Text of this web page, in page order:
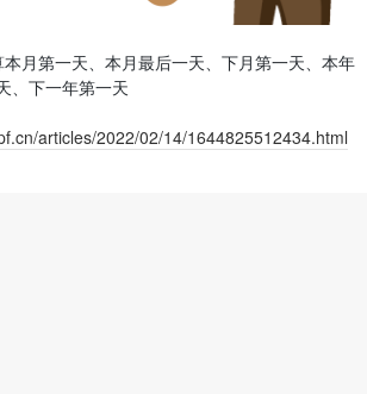
月第一天、本月最后一天、下月第一天、本年
、下一年第一天
articles/2022/02/14/1644825512434.html